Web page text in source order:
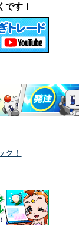
です！
ク！